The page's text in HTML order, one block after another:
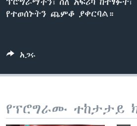
ፕሮግራማችን፣ ስለ አፍሪካ ከተፃፉት፣
የተወሰኑትን ጨምቆ ያቀርባል።
አጋሩ
የፕሮግራሙ ተከታታይ